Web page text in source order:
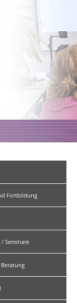
Fortbildung
Seminare